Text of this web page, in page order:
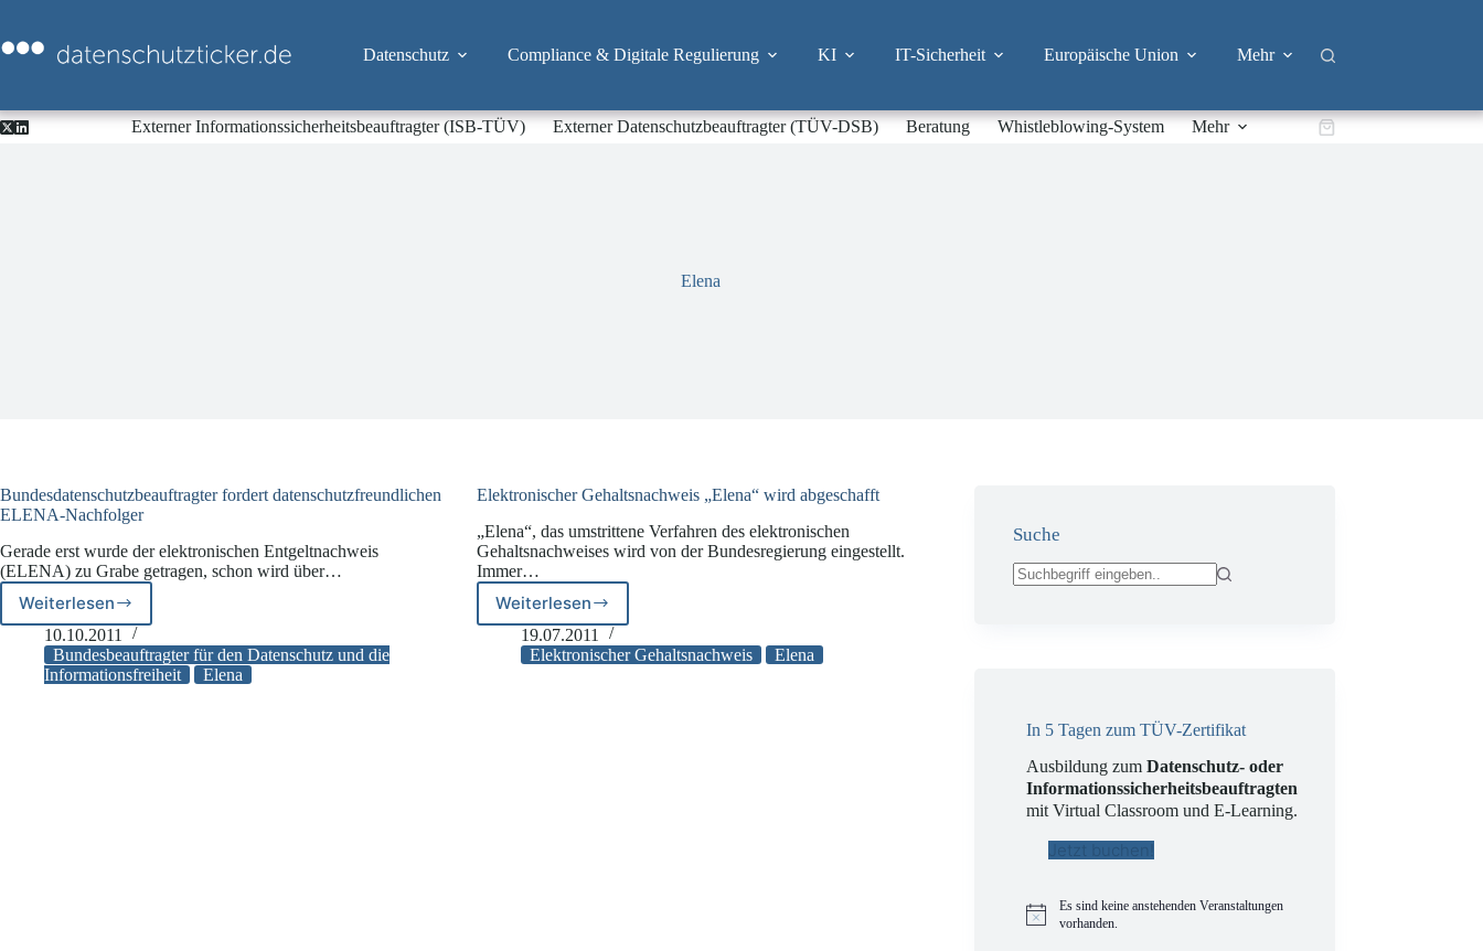
springen
Datenschutz Compliance & Digitale Regulierung KI IT-Sicherheit Europäische Union Mehr
Externer Informationssicherheitsbeauftragter (ISB-TÜV) Externer Datenschutzbeauftragter (TÜV-DSB) Beratung Whistleblowing-System Mehr Warenkorb
Elena
Bundesdatenschutzbeauftragter fordert datenschutzfreundlichen
ELENA-Nachfolger
Gerade erst wurde der elektronischen Entgeltnachweis
(ELENA) zu Grabe getragen, schon wird über…
WeiterlesenBundesdatenschutzbeauftragter
fordert
datenschutzfreundlichen
ELENA-
10.10.2011
Bundesbeauftragter für den Datenschutz und die
Informationsfreiheit
Elena
Elektronischer Gehaltsnachweis „Elena“ wird abgeschafft
„Elena“, das umstrittene Verfahren des elektronischen
Gehaltsnachweises wird von der Bundesregierung eingestellt.
Immer…
WeiterlesenElektronischer
Gehaltsnachweis
„Elena“
19.07.2011
Elektronischer Gehaltsnachweis
Elena
Suche
In 5 Tagen zum TÜV-Zertifikat
Ausbildung zumDatenschutz- oder
Informationssicherheitsbeauftragten
mit Virtual Classroom und E-Learning.
Jetzt buchen!
H
Es sind keine anstehenden Veranstaltungen
vorhanden.